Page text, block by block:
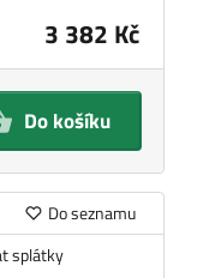
3 382 Kč
Do košíku
Do seznamu
splátky